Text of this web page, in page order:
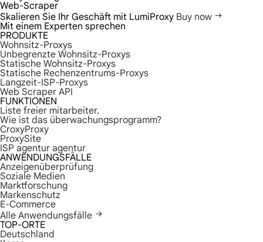
Web-Scraper
Skalieren Sie Ihr Geschäft mit LumiProxy Buy now
Mit einem Experten sprechen
PRODUKTE
Wohnsitz-Proxys
Unbegrenzte Wohnsitz-Proxys
Statische Wohnsitz-Proxys
Statische Rechenzentrums-Proxys
Langzeit-ISP-Proxys
Web Scraper API
FUNKTIONEN
Liste freier mitarbeiter.
Wie ist das überwachungsprogramm?
CroxyProxy
ProxySite
ISP agentur agentur
ANWENDUNGSFÄLLE
Anzeigenüberprüfung
Soziale Medien
Marktforschung
Markenschutz
E-Commerce
Alle Anwendungsfälle
TOP-ORTE
Deutschland